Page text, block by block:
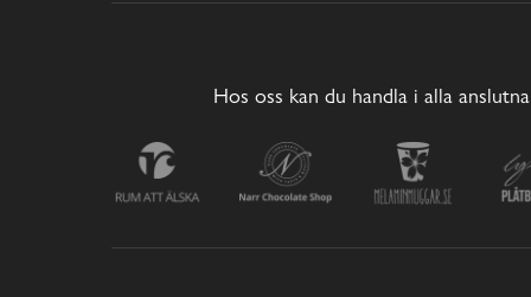
Hos oss kan du handla i alla